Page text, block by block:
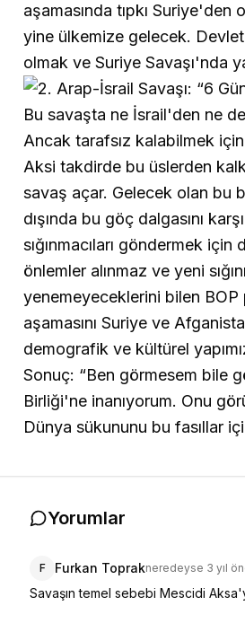
aşamasında tıpkı
yine ülkemize gelecek.
olmak ve Suriye Savaşı'nda
Bu savaşta ne İsrail'den ne
Ancak tarafsız kalabilmek
Aksi takdirde bu üslerden
savaş açar. Gelecek olan bu
dışında bu göç dalgasını
sığınmacıları göndermek
önlemler alınmaz ve yeni
yenemeyeceklerini bilen
aşamasını Suriye ve
demografik ve kültürel
Sonuç: “Ben görmesem bile
Birliği'ne inanıyorum. Onu
Dünya sükununu bu fasıllar
Yorumlar
F Furkan Toprakneredeyse 3 yıl
Savaşın temel sebebi Mescidi